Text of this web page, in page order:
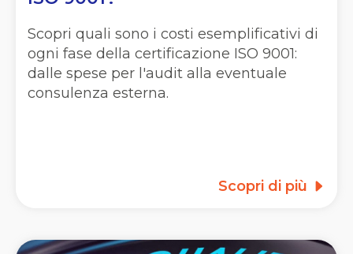
Scopri quali sono i costi esemplificativi di
ogni fase della certificazione ISO 9001:
dalle spese per l'audit alla eventuale
consulenza esterna.
Scopri di più